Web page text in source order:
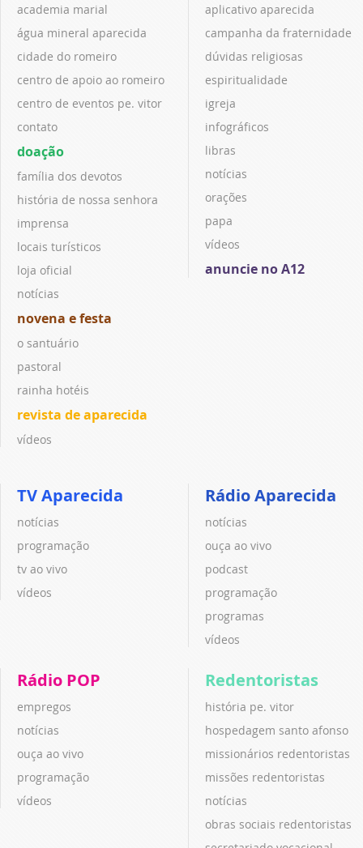
academia marial
água mineral aparecida
cidade do romeiro
centro de apoio ao romeiro
centro de eventos pe. vitor
contato
doação
família dos devotos
história de nossa senhora
imprensa
locais turísticos
loja oficial
notícias
novena e festa
o santuário
pastoral
rainha hotéis
revista de aparecida
vídeos
aplicativo aparecida
campanha da fraternidade
dúvidas religiosas
espiritualidade
igreja
infográficos
libras
notícias
orações
papa
vídeos
anuncie no A12
TV Aparecida
notícias
programação
tv ao vivo
vídeos
Rádio Aparecida
notícias
ouça ao vivo
podcast
programação
programas
vídeos
Rádio POP
empregos
notícias
ouça ao vivo
programação
vídeos
Redentoristas
história pe. vitor
hospedagem santo afonso
missionários redentoristas
missões redentoristas
notícias
obras sociais redentoristas